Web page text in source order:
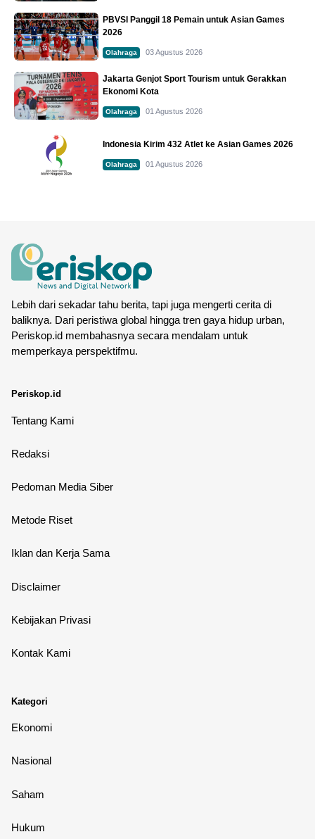
PBVSI Panggil 18 Pemain untuk Asian Games
2026
Olahraga 03 Agustus 2026
Jakarta Genjot Sport Tourism untuk Gerakkan
Ekonomi Kota
Olahraga 01 Agustus 2026
Indonesia Kirim 432 Atlet ke Asian Games 2026
Olahraga 01 Agustus 2026
Lebih dari sekadar tahu berita, tapi juga mengerti cerita di
baliknya. Dari peristiwa global hingga tren gaya hidup urban,
Periskop.id membahasnya secara mendalam untuk
memperkaya perspektifmu.
Periskop.id
Tentang Kami
Redaksi
Pedoman Media Siber
Metode Riset
Iklan dan Kerja Sama
Disclaimer
Kebijakan Privasi
Kontak Kami
Kategori
Ekonomi
Nasional
Saham
Hukum